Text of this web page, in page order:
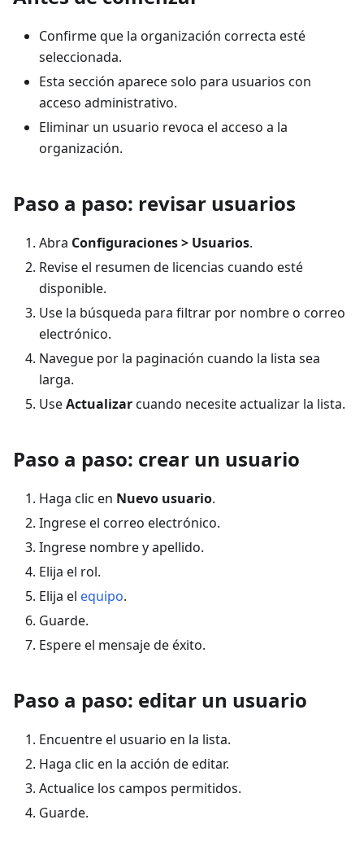
Confirme que la organización correcta esté
seleccionada.
Esta sección aparece solo para usuarios con
acceso administrativo.
Eliminar un usuario revoca el acceso a la
organización.
Paso a paso: revisar usuarios
Abra Configuraciones > Usuarios.
Revise el resumen de licencias cuando esté
disponible.
Use la búsqueda para filtrar por nombre o correo
electrónico.
Navegue por la paginación cuando la lista sea
larga.
UseActualizarcuando necesite actualizar la lista.
Paso a paso: crear un usuario
Haga clic en Nuevo usuario.
Ingrese el correo electrónico.
Ingrese nombre y apellido.
Elija el rol.
Elija el equipo.
Guarde.
Espere el mensaje de éxito.
Paso a paso: editar un usuario
Encuentre el usuario en la lista.
Haga clic en la acción de editar.
Actualice los campos permitidos.
Guarde.